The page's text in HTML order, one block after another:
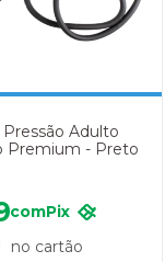
Adulto
Premium - Preto
comPix